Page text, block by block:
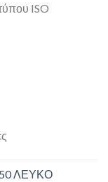
ISO
ΛΕΥΚΟ